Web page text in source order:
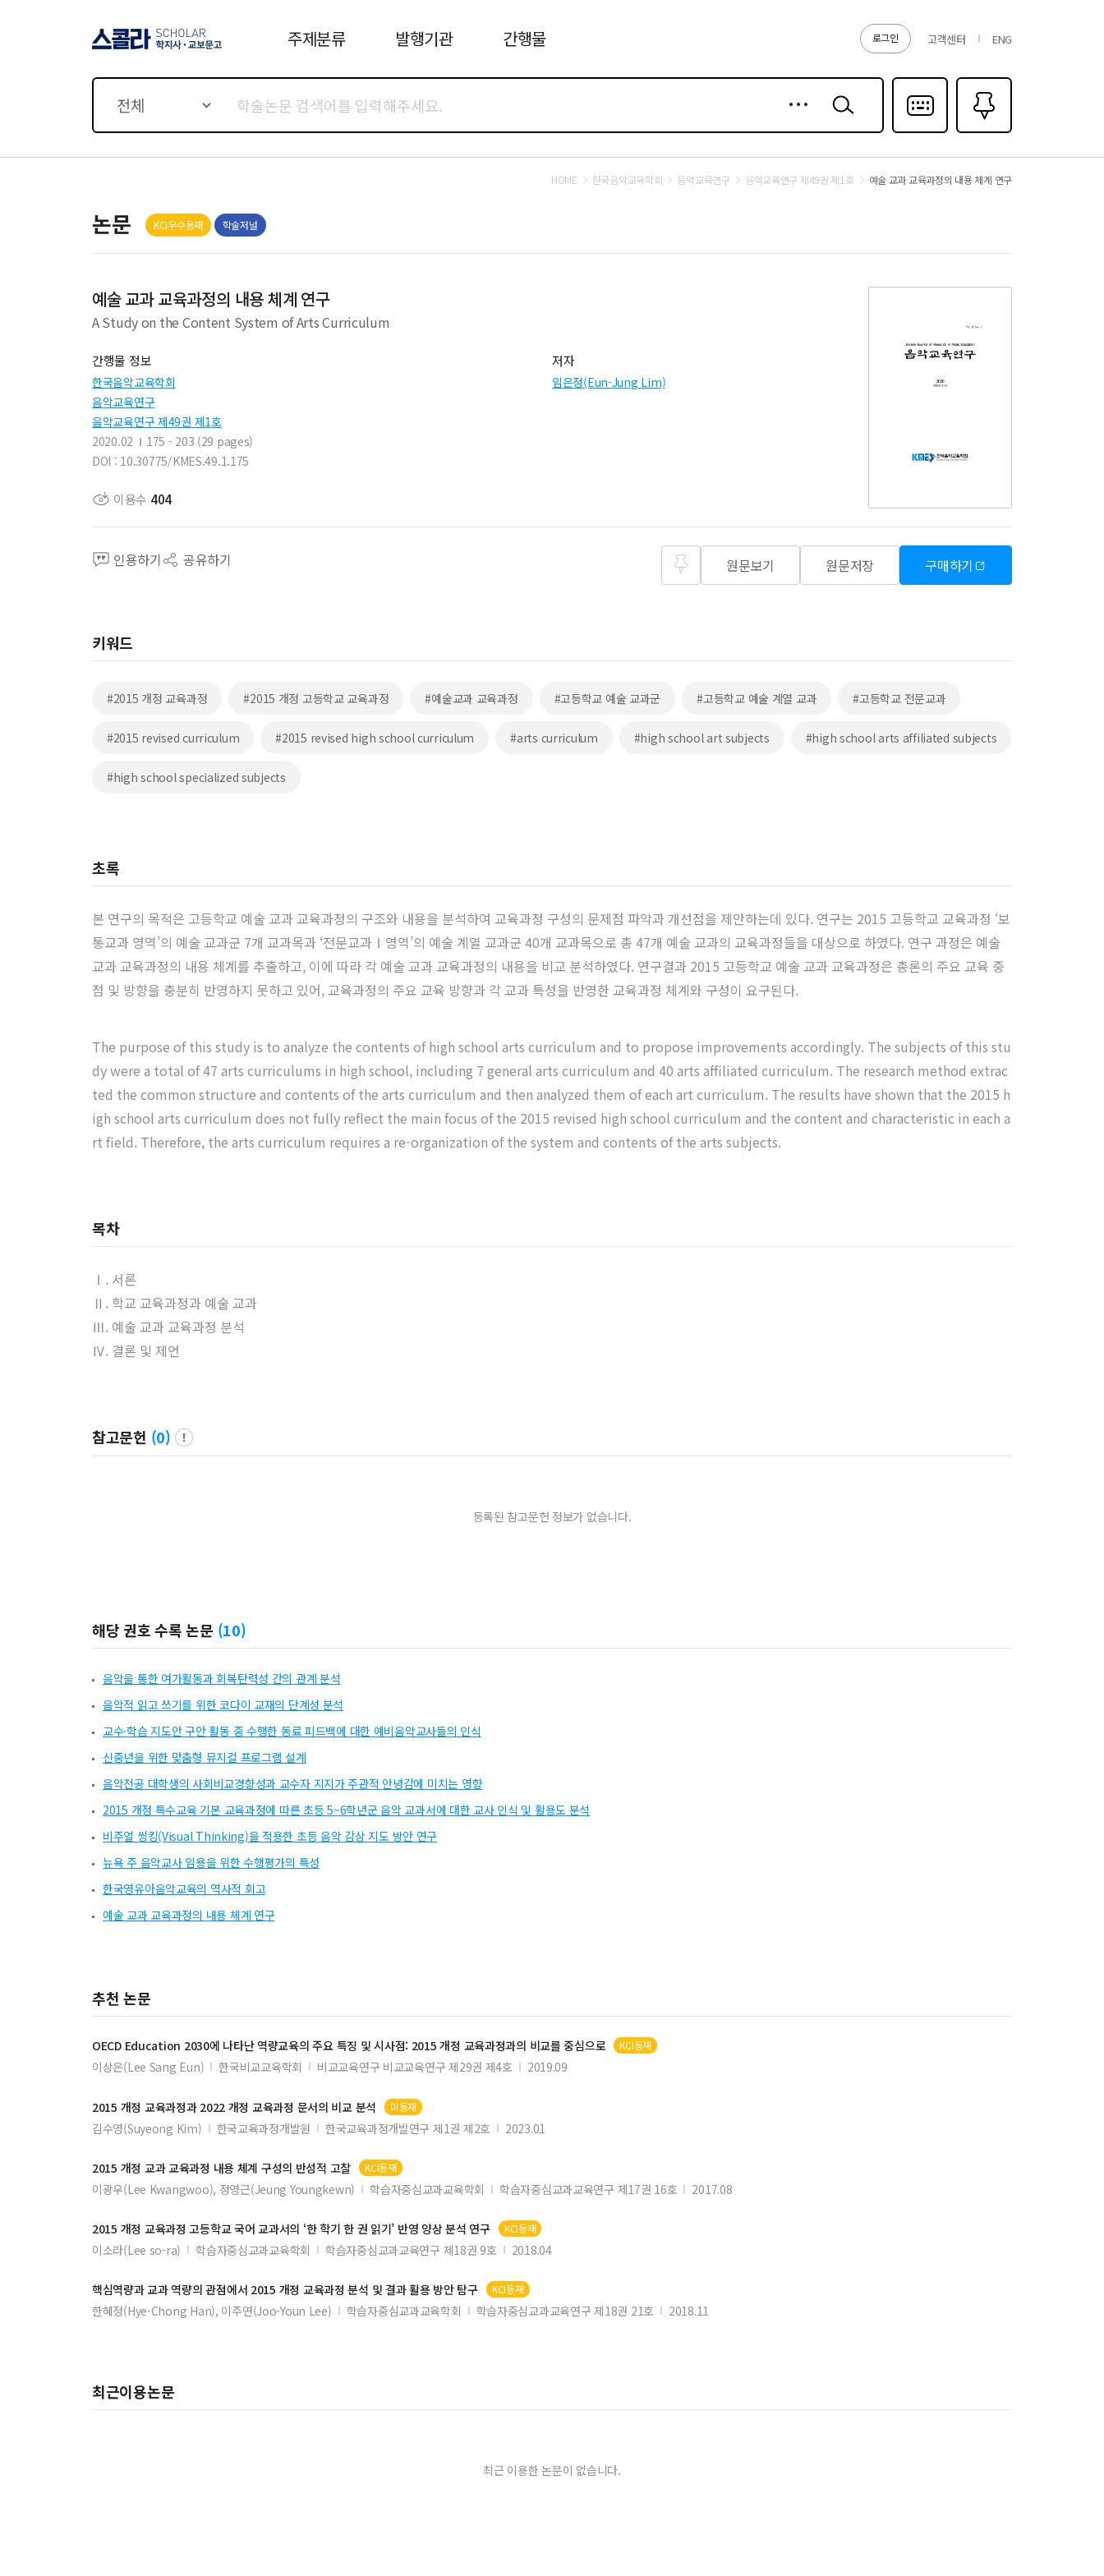
로그인 고객센터 ENG
주제분류 발행기관 간행물
전체
검색
다국어입력
즐겨찾기0
HOME 한국음악교육학회 음악교육연구 음악교육연구 제49권 제1호 예술 교과 교육과정의 내용 체계 연구
논문 KCI우수등재 학술저널
예술 교과 교육과정의 내용 체계 연구
A Study on the Content System of Arts Curriculum
간행물 정보
한국음악교육학회
음악교육연구
음악교육연구 제49권 제1호
2020.02
175 - 203 (29 pages)
DOI : 10.30775/KMES.49.1.175
저자
임은정(Eun-Jung Lim)
이용수 404
인용하기 공유하기 원문보기 원문저장 구매하기
키워드
#2015 개정 교육과정 #2015 개정 고등학교 교육과정 #예술교과 교육과정 #고등학교 예술 교과군 #고등학교 예술 계열 교과 #고등학교 전문교과
#2015 revised curriculum #2015 revised high school curriculum #arts curriculum #high school art subjects #high school arts affiliated subjects
#high school specialized subjects
초록
본 연구의 목적은 고등학교 예술 교과 교육과정의 구조와 내용을 분석하여 교육과정 구성의 문제점 파악과 개선점을 제안하는데 있다. 연구는 2015 고등학교 교육과정 ‘보
통교과 영역’의 예술 교과군 7개 교과목과 ‘전문교과Ⅰ영역’의 예술 계열 교과군 40개 교과목으로 총 47개 예술 교과의 교육과정들을 대상으로 하였다. 연구 과정은 예술
교과 교육과정의 내용 체계를 추출하고, 이에 따라 각 예술 교과 교육과정의 내용을 비교 분석하였다. 연구결과 2015 고등학교 예술 교과 교육과정은 총론의 주요 교육 중
점 및 방향을 충분히 반영하지 못하고 있어, 교육과정의 주요 교육 방향과 각 교과 특성을 반영한 교육과정 체계와 구성이 요구된다.
The purpose of this study is to analyze the contents of high school arts curriculum and to propose improvements accordingly. The subjects of this stu
dy were a total of 47 arts curriculums in high school, including 7 general arts curriculum and 40 arts affiliated curriculum. The research method extrac
ted the common structure and contents of the arts curriculum and then analyzed them of each art curriculum. The results have shown that the 2015 h
igh school arts curriculum does not fully reflect the main focus of the 2015 revised high school curriculum and the content and characteristic in each a
rt field. Therefore, the arts curriculum requires a re-organization of the system and contents of the arts subjects.
목차
Ⅰ. 서론
Ⅱ. 학교 교육과정과 예술 교과
Ⅲ. 예술 교과 교육과정 분석
Ⅳ. 결론 및 제언
참고문헌 (0)
등록된 참고문헌 정보가 없습니다.
해당 권호 수록 논문 (10)
음악을 통한 여가활동과 회복탄력성 간의 관계 분석
음악적 읽고 쓰기를 위한 코다이 교재의 단계성 분석
교수·학습 지도안 구안 활동 중 수행한 동료 피드백에 대한 예비음악교사들의 인식
신중년을 위한 맞춤형 뮤지컬 프로그램 설계
음악전공 대학생의 사회비교경향성과 교수자 지지가 주관적 안녕감에 미치는 영향
2015 개정 특수교육 기본 교육과정에 따른 초등 5~6학년군 음악 교과서에 대한 교사 인식 및 활용도 분석
비주얼 씽킹(Visual Thinking)을 적용한 초등 음악 감상 지도 방안 연구
뉴욕 주 음악교사 임용을 위한 수행평가의 특성
한국영유아음악교육의 역사적 회고
예술 교과 교육과정의 내용 체계 연구
추천 논문
OECD Education 2030에 나타난 역량교육의 주요 특징 및 시사점: 2015 개정 교육과정과의 비교를 중심으로 KCI등재
이상은(Lee Sang Eun) 한국비교교육학회 비교교육연구 비교교육연구 제29권 제4호 2019.09
2015 개정 교육과정과 2022 개정 교육과정 문서의 비교 분석 미등재
김수영(Suyeong Kim) 한국교육과정개발원 한국교육과정개발연구 제1권 제2호 2023.01
2015 개정 교과 교육과정 내용 체계 구성의 반성적 고찰 KCI등재
이광우(Lee Kwangwoo), 정영근(Jeung Youngkewn) 학습자중심교과교육학회 학습자중심교과교육연구 제17권 16호 2017.08
2015 개정 교육과정 고등학교 국어 교과서의 ‘한 학기 한 권 읽기’ 반영 양상 분석 연구 KCI등재
이소라(Lee so-ra) 학습자중심교과교육학회 학습자중심교과교육연구 제18권 9호 2018.04
핵심역량과 교과 역량의 관점에서 2015 개정 교육과정 분석 및 결과 활용 방안 탐구 KCI등재
한혜정(Hye-Chong Han), 이주연(Joo-Youn Lee) 학습자중심교과교육학회 학습자중심교과교육연구 제18권 21호 2018.11
최근이용논문
최근 이용한 논문이 없습니다.